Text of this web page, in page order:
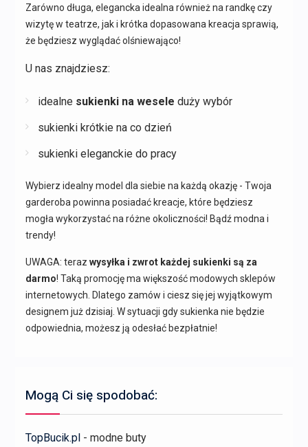
Zarówno długa, elegancka idealna również na randkę czy
wizytę w teatrze, jak i krótka dopasowana kreacja sprawią,
że będziesz wyglądać olśniewająco!
U nas znajdziesz:
idealne sukienki na wesele duży wybór
sukienki krótkie na co dzień
sukienki eleganckie do pracy
Wybierz idealny model dla siebie na każdą okazję - Twoja
garderoba powinna posiadać kreacje, które będziesz
mogła wykorzystać na różne okoliczności! Bądź modna i
trendy!
UWAGA: teraz wysyłka i zwrot każdej sukienki są za
darmo! Taką promocję ma większość modowych sklepów
internetowych. Dlatego zamów i ciesz się jej wyjątkowym
designem już dzisiaj. W sytuacji gdy sukienka nie będzie
odpowiednia, możesz ją odesłać bezpłatnie!
Mogą Ci się spodobać:
TopBucik.pl - modne buty